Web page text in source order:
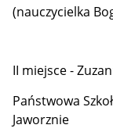
(nauczycielka
II miejsce -
Państwowa
Jaworznie